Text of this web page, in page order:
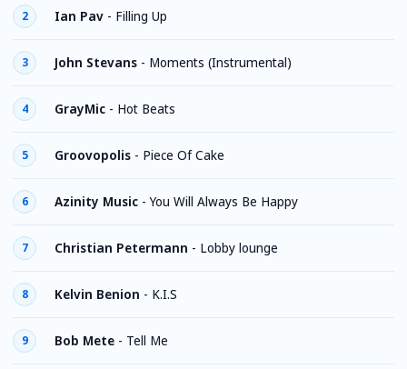
2 Ian Pav - Filling Up
3 John Stevans - Moments (Instrumental)
4 GrayMic - Hot Beats
5 Groovopolis - Piece Of Cake
6 Azinity Music -You Will Always Be Happy
7 Christian Petermann - Lobby lounge
8 Kelvin Benion - K.I.S
9 Bob Mete - Tell Me